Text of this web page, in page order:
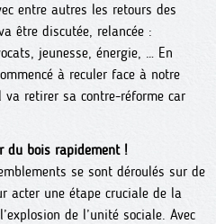
entre autres les retours des
être discutée, relancée :
jeunesse, énergie, … En
à reculer face à notre
retirer sa contre-réforme car
du bois rapidement !
se sont déroulés sur de
acter une étape cruciale de la
de l’unité sociale. Avec